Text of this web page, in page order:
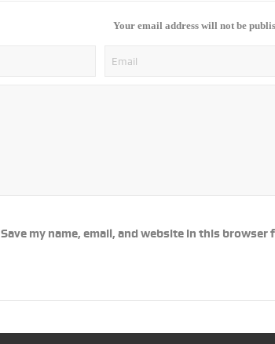
Your email address will not be
Save my name, email, and website in this